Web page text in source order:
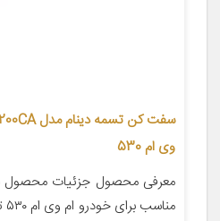
وی ام 530